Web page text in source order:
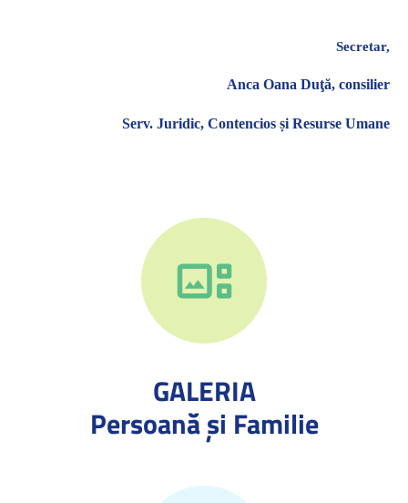
Secretar,
Anca Oana Duţă, consilier
Serv. Juridic, Contencios și Resurse Umane
GALERIA
Persoană și Familie